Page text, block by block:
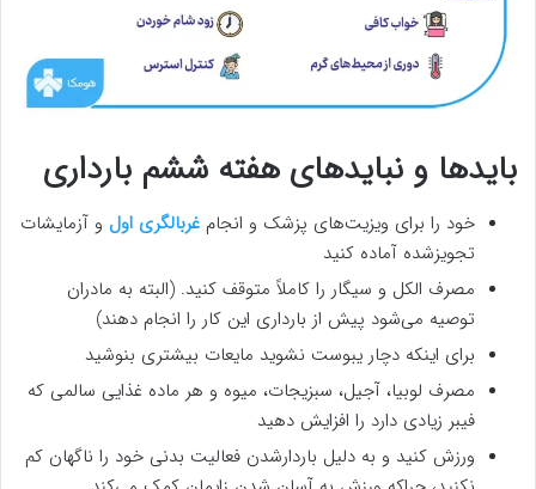
بایدها و نبایدهای هفته ششم بارداری
خود را برای ویزیت‌های پزشک و انجام غربالگری اول و آزمایشات
تجویزشده آماده کنید
مصرف الکل و سیگار را کاملاً متوقف کنید. (البته به مادران
توصیه می‌شود پیش از بارداری این کار را انجام دهند)
برای اینکه دچار یبوست نشوید مایعات بیشتری بنوشید
مصرف لوبیا، آجیل، سبزیجات، میوه و هر ماده غذایی سالمی که
فیبر زیادی دارد را افزایش دهید
ورزش کنید و به دلیل باردارشدن فعالیت بدنی خود را ناگهان کم